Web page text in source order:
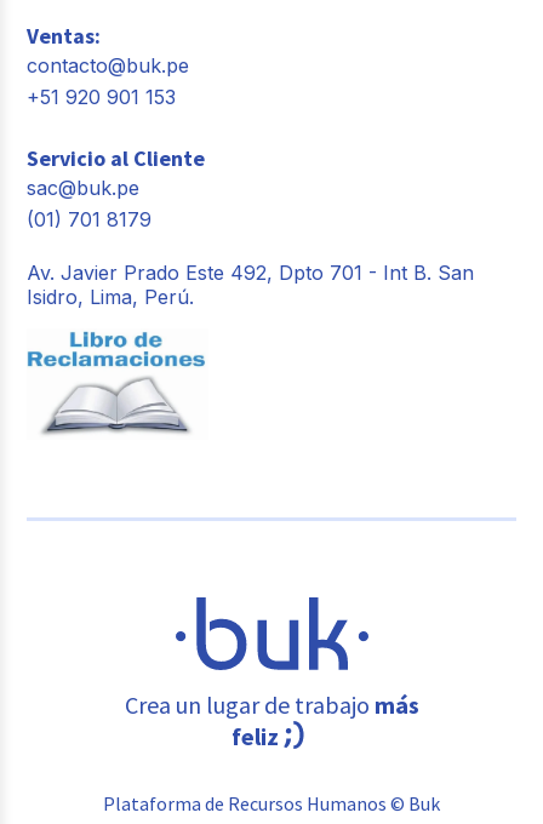
Ventas:
contacto@buk.pe
+51 920 901 153
Servicio al Cliente
sac@buk.pe
(01) 701 8179
Av. Javier Prado Este 492, Dpto 701 - Int B. San
Isidro, Lima, Perú.
Crea un lugar de trabajo más
feliz
Plataforma de Recursos Humanos © Buk